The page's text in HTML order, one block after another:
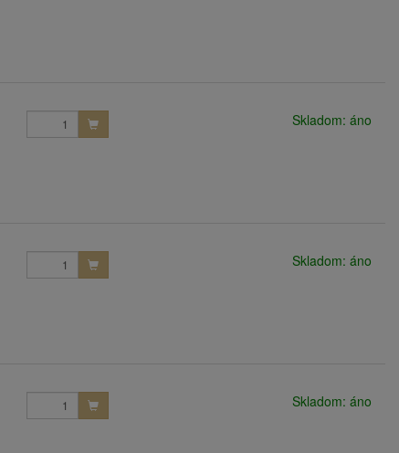
Skladom: áno
Skladom: áno
Skladom: áno